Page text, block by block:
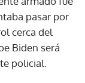
pasar por
cerca del
Biden será
policial.